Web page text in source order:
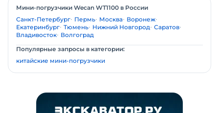
Мини-погрузчики Wecan WT1100 в России
Санкт-Петербург Пермь Москва Воронеж
Екатеринбург Тюмень Нижний Новгород Саратов
Владивосток Волгоград
Популярные запросы в категории:
китайские мини-погрузчики